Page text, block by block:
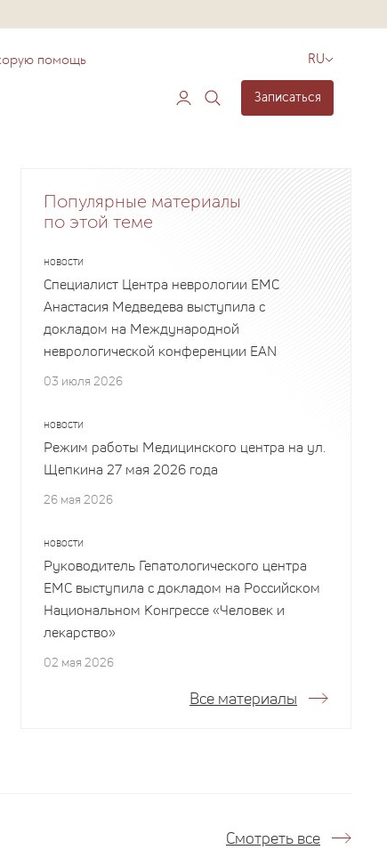
помощь RU
Записаться
Популярные материалы
по этой теме
НОВОСТИ
Специалист Центра неврологии EMC
Анастасия Медведева выступила с
докладом на Международной
неврологической конференции EAN
03 июля 2026
НОВОСТИ
Режим работы Медицинского центра на ул.
Щепкина 27 мая 2026 года
26 мая 2026
НОВОСТИ
Руководитель Гепатологического центра
EMC выступила с докладом на Российском
Национальном Конгрессе «Человек и
лекарство»
02 мая 2026
Все материалы
Смотреть все